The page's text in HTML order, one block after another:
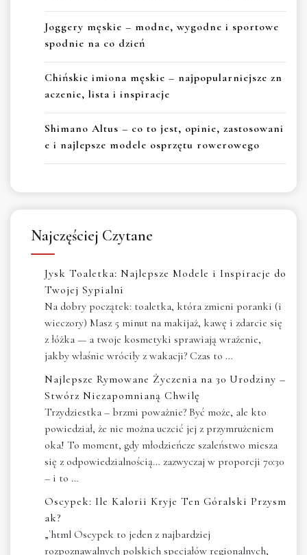
Joggery męskie – modne, wygodne i sportowe
spodnie na co dzień
Chińskie imiona męskie – najpopularniejsze zn
aczenie, lista i inspiracje
Shimano Altus – co to jest, opinie, zastosowani
e i najlepsze modele osprzętu rowerowego
Najczęściej Czytane
Jysk Toaletka: Najlepsze Modele i Inspiracje do
Twojej Sypialni
Na dobry początek: toaletka, która zmieni poranki (i
wieczory) Masz 5 minut na makijaż, kawę i zdarcie się
z łóżka — a twoje kosmetyki sprawiają wrażenie,
jakby właśnie wróciły z wakacji? Czas to …
Najlepsze Rymowane Życzenia na 30 Urodziny –
Stwórz Niezapomnianą Chwilę
Trzydziestka – brzmi poważnie? Być może, ale kto
powiedział, że nie można uczcić jej z przymrużeniem
oka! To moment, gdy młodzieńcze szaleństwo miesza
się z odpowiedzialnością… zazwyczaj w proporcji 70:30
– i to …
Oscypek: Ile Kalorii Kryje Ten Góralski Przysm
ak?
„`html Oscypek to jeden z najbardziej
rozpoznawalnych polskich specjałów regionalnych,